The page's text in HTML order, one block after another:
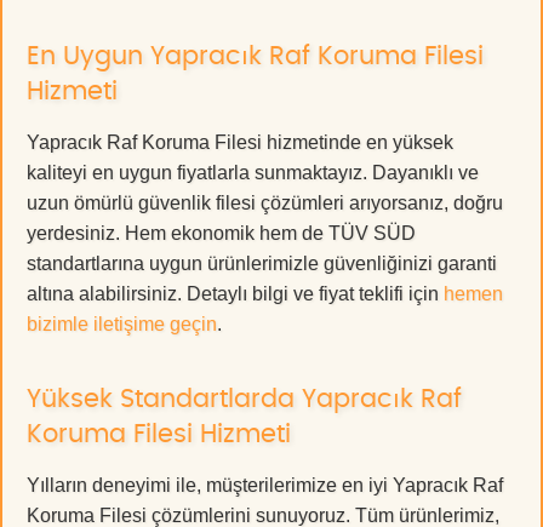
En Uygun Yapracık Raf Koruma Filesi
Hizmeti
Yapracık Raf Koruma Filesi hizmetinde en yüksek
kaliteyi en uygun fiyatlarla sunmaktayız. Dayanıklı ve
uzun ömürlü güvenlik filesi çözümleri arıyorsanız, doğru
yerdesiniz. Hem ekonomik hem de TÜV SÜD
standartlarına uygun ürünlerimizle güvenliğinizi garanti
altına alabilirsiniz. Detaylı bilgi ve fiyat teklifi için hemen
bizimle iletişime geçin.
Yüksek Standartlarda Yapracık Raf
Koruma Filesi Hizmeti
Yılların deneyimi ile, müşterilerimize en iyi Yapracık Raf
Koruma Filesi çözümlerini sunuyoruz. Tüm ürünlerimiz,